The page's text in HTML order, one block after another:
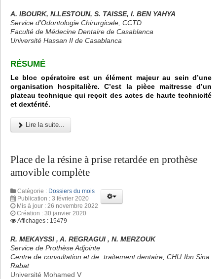
A. IBOURK, N.LESTOUN, S. TAISSE, I. BEN YAHYA
Service d’Odontologie Chirurgicale, CCTD
Faculté de Médecine Dentaire de Casablanca
Université Hassan II de Casablanca
RÉSUMÉ
Le bloc opératoire est un élément majeur au sein d’une
organisation hospitalière. C’est la pièce maitresse d’un
plateau technique qui reçoit des actes de haute technicité
et dextérité.
Lire la suite...
Place de la résine à prise retardée en prothèse
amovible complète
Catégorie : Dossiers du mois
Publication : 3 février 2020
Mis à jour : 26 novembre 2022
Création : 30 janvier 2020
Affichages : 15479
R. MEKAYSSI , A. REGRAGUI , N. MERZOUK
Service de Prothèse Adjointe
Centre de consultation et de traitement dentaire, CHU Ibn Sina.
Rabat
Université Mohamed V